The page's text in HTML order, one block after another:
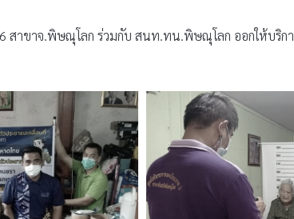
าขาจ.พิษณุโลก ร่วมกับ สนท.ทน.พิษณุโลก ออกให้บริก